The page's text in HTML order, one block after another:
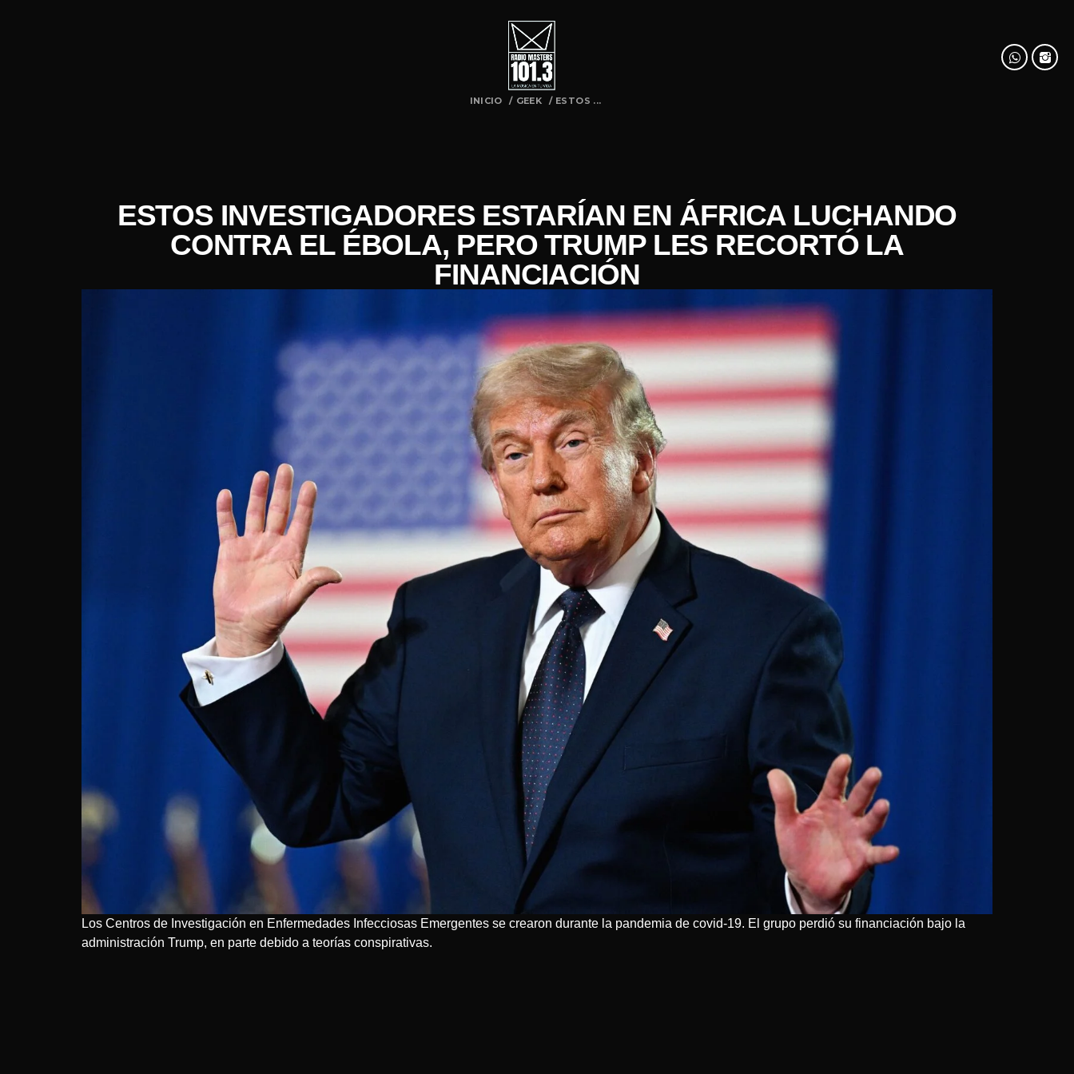
INICIO / GEEK / ESTOS ...
ESTOS INVESTIGADORES ESTARÍAN EN ÁFRICA LUCHANDO
CONTRA EL ÉBOLA, PERO TRUMP LES RECORTÓ LA
FINANCIACIÓN
Los Centros de Investigación en Enfermedades Infecciosas Emergentes se crearon durante la pandemia de covid-19. El grupo perdió su financiación bajo la
administración Trump, en parte debido a teorías conspirativas.